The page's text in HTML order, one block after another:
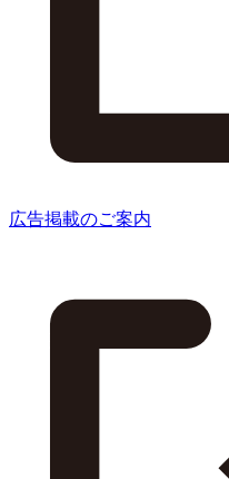
広告掲載のご案内